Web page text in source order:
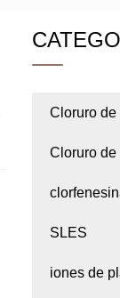
Cloruro
Cloruro
SLES
iones de